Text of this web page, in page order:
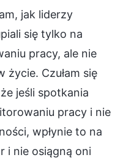
jak liderzy
się tylko na
pracy, ale nie
życie. Czułam się
jeśli spotkania
pracy i nie
wpłynie to na
i nie osiągną oni